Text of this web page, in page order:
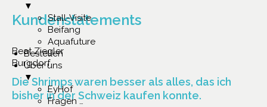
▼
Stall-Visite
Beifang
Aquafuture
Bestellen
Über uns
▼
EyHof
Fragen …
Kundenstatements
Beat Ziegler
Burgdorf
Die Shrimps waren besser als alles, das ich
bisher in der Schweiz kaufen konnte.